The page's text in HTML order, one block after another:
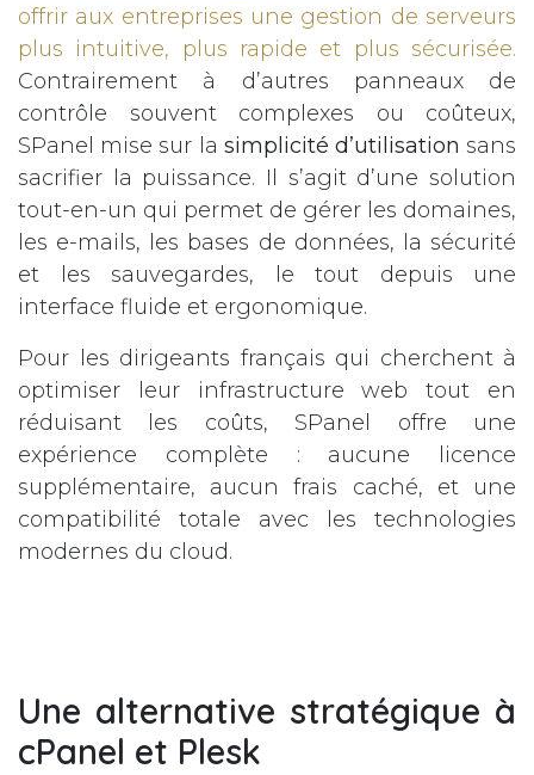
offrir aux entreprises une gestion de serveurs
plus intuitive, plus rapide et plus sécurisée.
Contrairement à d’autres panneaux de
contrôle souvent complexes ou coûteux,
SPanel mise sur la simplicité d’utilisation sans
sacrifier la puissance. Il s’agit d’une solution
tout-en-un qui permet de gérer les domaines,
les e-mails, les bases de données, la sécurité
et les sauvegardes, le tout depuis une
interface fluide et ergonomique.
Pour les dirigeants français qui cherchent à
optimiser leur infrastructure web tout en
réduisant les coûts, SPanel offre une
expérience complète : aucune licence
supplémentaire, aucun frais caché, et une
compatibilité totale avec les technologies
modernes du cloud.
Une alternative stratégique à
cPanel et Plesk